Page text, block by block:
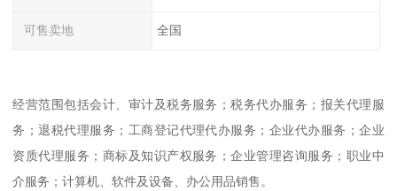
可售卖地 全国
经营范围包括会计、审计及税务服务；税务代办服务；报关代理服
务；退税代理服务；工商登记代理代办服务；企业代办服务；企业
资质代理服务；商标及知识产权服务；企业管理咨询服务；职业中
介服务；计算机、软件及设备、办公用品销售。